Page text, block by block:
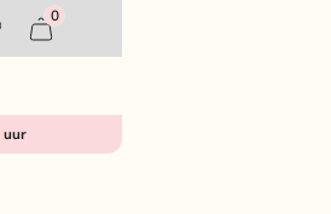
0
uur